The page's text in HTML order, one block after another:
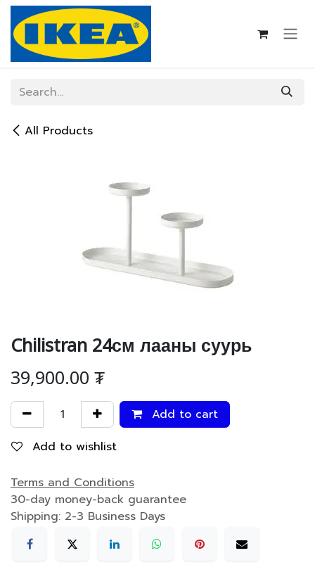
Skip to Content
All Products
Chilistran 24см лааны суурь
39,900.00₮
Add to cart
Add to wishlist
Terms and Conditions
30-day money-back guarantee
Shipping: 2-3 Business Days